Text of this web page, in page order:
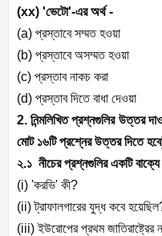
(xx) 'ভেটো'-এর অর্থ -
(a) প্রস্তাবে সম্মত হওয়া
(b) প্রস্তাবে অসম্মত হওয়া
(c) প্রস্তাব নাকচ করা
(d) প্রস্তাব দিতে বাধা দেওয়া
2.নিন্মলিখিত প্রশ্নগুলির উত্তর
মোট ১৬টি প্রশ্নের উত্তর দিতে
২.১ নীচের প্রশ্নগুলির একটি
(i) 'করভি' কী?
(ii)ট্রাফালগারের যুদ্ধ কবে হয়েছিল
(iii)ইউরোপের প্রথম জাতিরাষ্ট্রের